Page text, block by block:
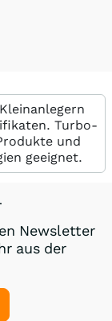
Turbo-
und
geeignet.
Newsletter
aus der